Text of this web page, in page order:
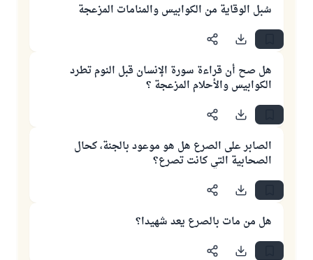
سُبل الوقاية من الكوابيس والمنامات المزعجة
هل صح أن قراءة سورة الإنسان قبل النوم تطرد
الكوابيس والأحلام المزعجة ؟
الصابر على الصرع هل هو موعود بالجنة، كحال
الصحابية التي كانت تصرع؟
هل من مات بالصرع يعد شهيدا؟